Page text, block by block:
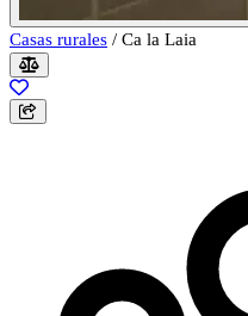
Casas rurales / Ca la Laia